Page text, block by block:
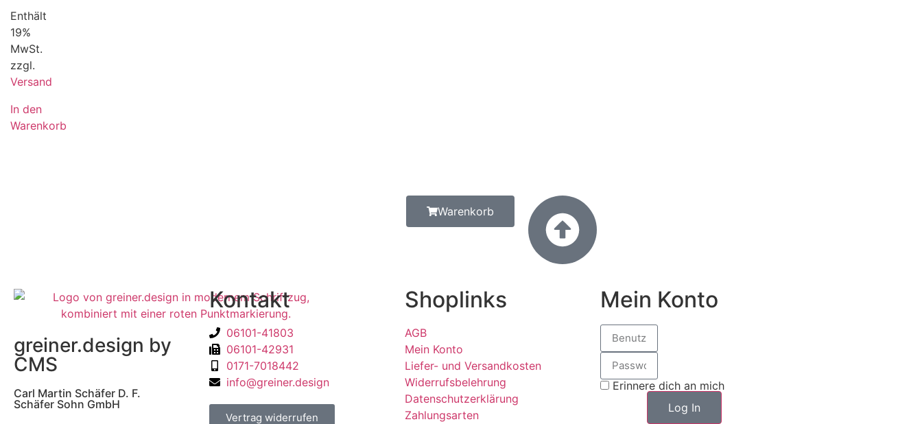
Enthält
19%
MwSt.
zzgl.
Versand
In den
Warenkorb
Warenkorb
greiner.design by
CMS
Carl Martin Schäfer D. F.
Schäfer Sohn GmbH
Kontakt
06101-41803
06101-42931
0171-7018442
info@greiner.design
Vertrag widerrufen
Shoplinks
AGB
Mein Konto
Liefer- und Versandkosten
Widerrufsbelehrung
Datenschutzerklärung
Zahlungsarten
Mein Konto
Erinnere dich an mich
Log In